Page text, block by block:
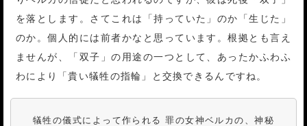
を落とします。さてこれは「持っていた」のか「生じた」
のか。個人的には前者かなと思っています。根拠とも言え
ませんが、「双子」の用途の一つとして、あったかふわふ
わにより「貴い犠牲の指輪」と交換できるんですね。
犠牲の儀式によって作られる 罪の女神ベルカの、神秘